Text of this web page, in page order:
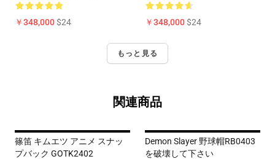
￥348,000$24 ￥348,000$24
もっと見る
関連商品
篠笛 キムエツ アニメ スナッ
プバック GOTK2402
Demon Slayer 野球帽RB0403
を破壊して下さい